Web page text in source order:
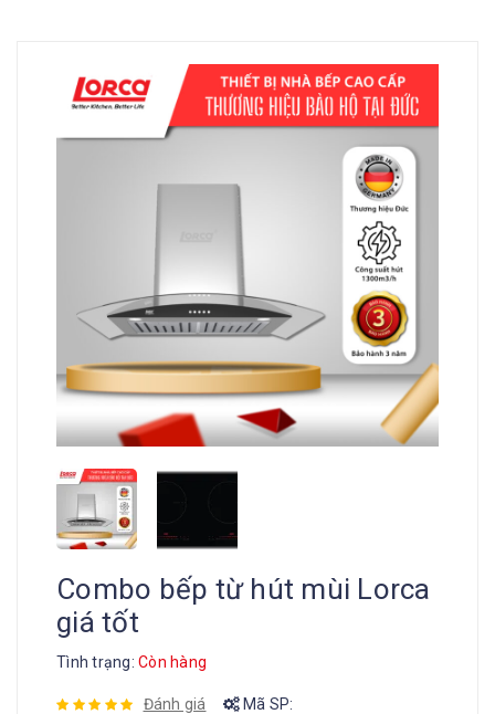
Combo bếp từ hút mùi Lorca
giá tốt
Tình trạng: Còn hàng
Đánh giá Mã SP: